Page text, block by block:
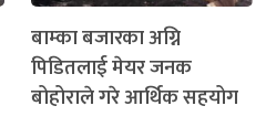
बाम्का बजारका अग्नि
पिडितलाई मेयर जनक
बोहोराले गरे आर्थिक सहयोग